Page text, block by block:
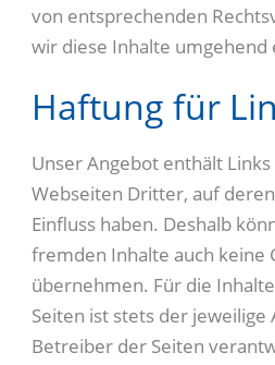
von entsprechenden
wir diese Inhalte umgehend
Haftung für
Unser Angebot enthält
Webseiten Dritter, auf
Einfluss haben. Deshalb
fremden Inhalte auch keine
übernehmen. Für die
Seiten ist stets der
Betreiber der Seiten